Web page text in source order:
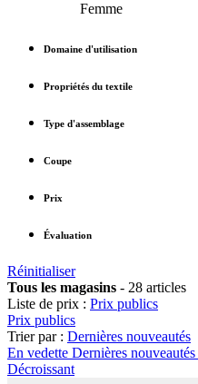
Femme
Domaine d'utilisation
Propriétés du textile
Type d'assemblage
Coupe
Prix
Évaluation
Réinitialiser
Tous les magasins - 28 articles
Liste de prix : Prix publics
Prix publics
Trier par : Dernières nouveautés
En vedette Dernières nouveautés
Décroissant